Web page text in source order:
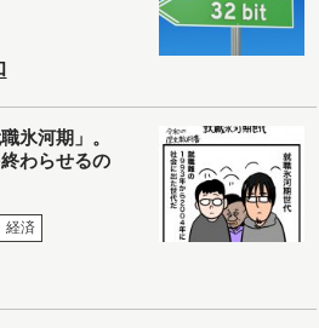
氷河期」。
わらせるの
経済